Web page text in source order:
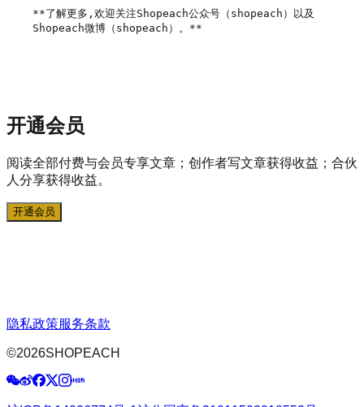
**了解更多,欢迎关注Shopeach公众号（shopeach）以及
Shopeach微博（shopeach）。**
开通会员
阅读全部付费与会员专享文章；创作者写文章获得收益；合伙
人分享获得收益。
开通会员
隐私政策服务条款
©2026SHOPEACH